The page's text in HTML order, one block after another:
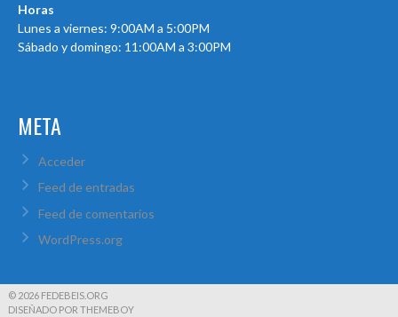
Horas
Lunes a viernes: 9:00AM a 5:00PM
Sábado y domingo: 11:00AM a 3:00PM
META
Acceder
Feed de entradas
Feed de comentarios
WordPress.org
© 2026 FEDEBEIS.ORG
DISEÑADO POR THEMEBOY